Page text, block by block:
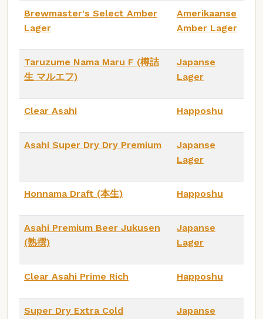
Brewmaster's Select Amber
Lager
Amerikaanse
Amber Lager
Taruzume Nama Maru F (樽詰
生 マルエフ)
Japanse
Lager
Clear Asahi Happoshu
Asahi Super Dry Dry Premium
Japanse
Lager
Honnama Draft (本生) Happoshu
Asahi Premium Beer Jukusen
(熟撰)
Japanse
Lager
Clear Asahi Prime Rich Happoshu
Super Dry Extra Cold
Japanse